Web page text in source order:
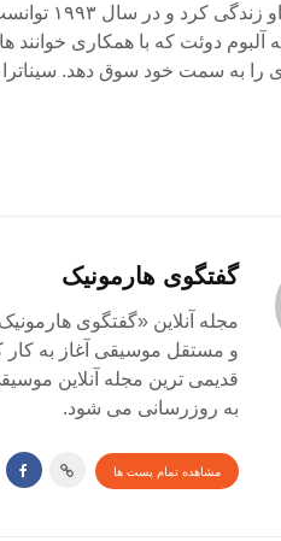
آخر عمر
خود سوق دهد. سیناترا در سال ۱۹۹۸ در سن ۸۲ سالگی
گفتگوی هارمونیک
و مستقل موسیقی آغاز به
قدیمی ترین مجله آنلاین
به روزرسانی می شود.
مشاهده تمام پست ها